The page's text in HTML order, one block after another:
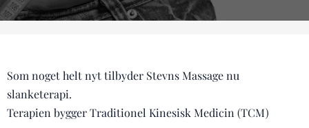
Som noget helt nyt tilbyder Stevns Massage nu
slanketerapi.
Terapien bygger Traditionel Kinesisk Medicin (TCM)